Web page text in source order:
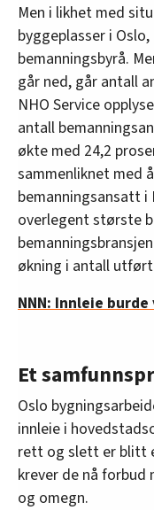
Men i likhet med
byggeplasser i
bemanningsbyrå.
går ned, går antall
NHO Service
antall
økte med 24,2
sammenliknet med
bemanningsansatt i
overlegent største
økning i antall
NNN: Innleie
Et
Oslo
innleie i
rett og slett er blitt
krever de nå forbud
og omegn.